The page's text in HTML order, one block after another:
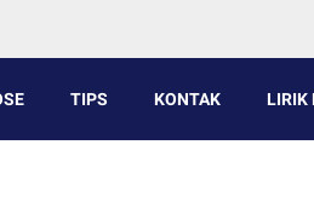
TIPS KONTAK LIRIK